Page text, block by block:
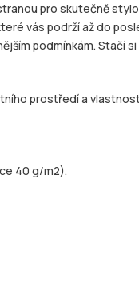
pro skutečně
vás podrží až do
podmínkám. Stačí
prostředí a
40 g/m2).